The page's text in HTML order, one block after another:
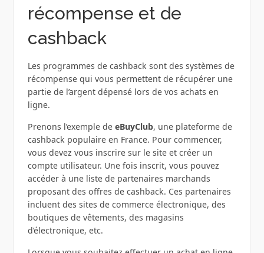
récompense et de
cashback
Les programmes de cashback sont des systèmes de
récompense qui vous permettent de récupérer une
partie de l’argent dépensé lors de vos achats en
ligne.
Prenons l’exemple de eBuyClub, une plateforme de
cashback populaire en France. Pour commencer,
vous devez vous inscrire sur le site et créer un
compte utilisateur. Une fois inscrit, vous pouvez
accéder à une liste de partenaires marchands
proposant des offres de cashback. Ces partenaires
incluent des sites de commerce électronique, des
boutiques de vêtements, des magasins
d’électronique, etc.